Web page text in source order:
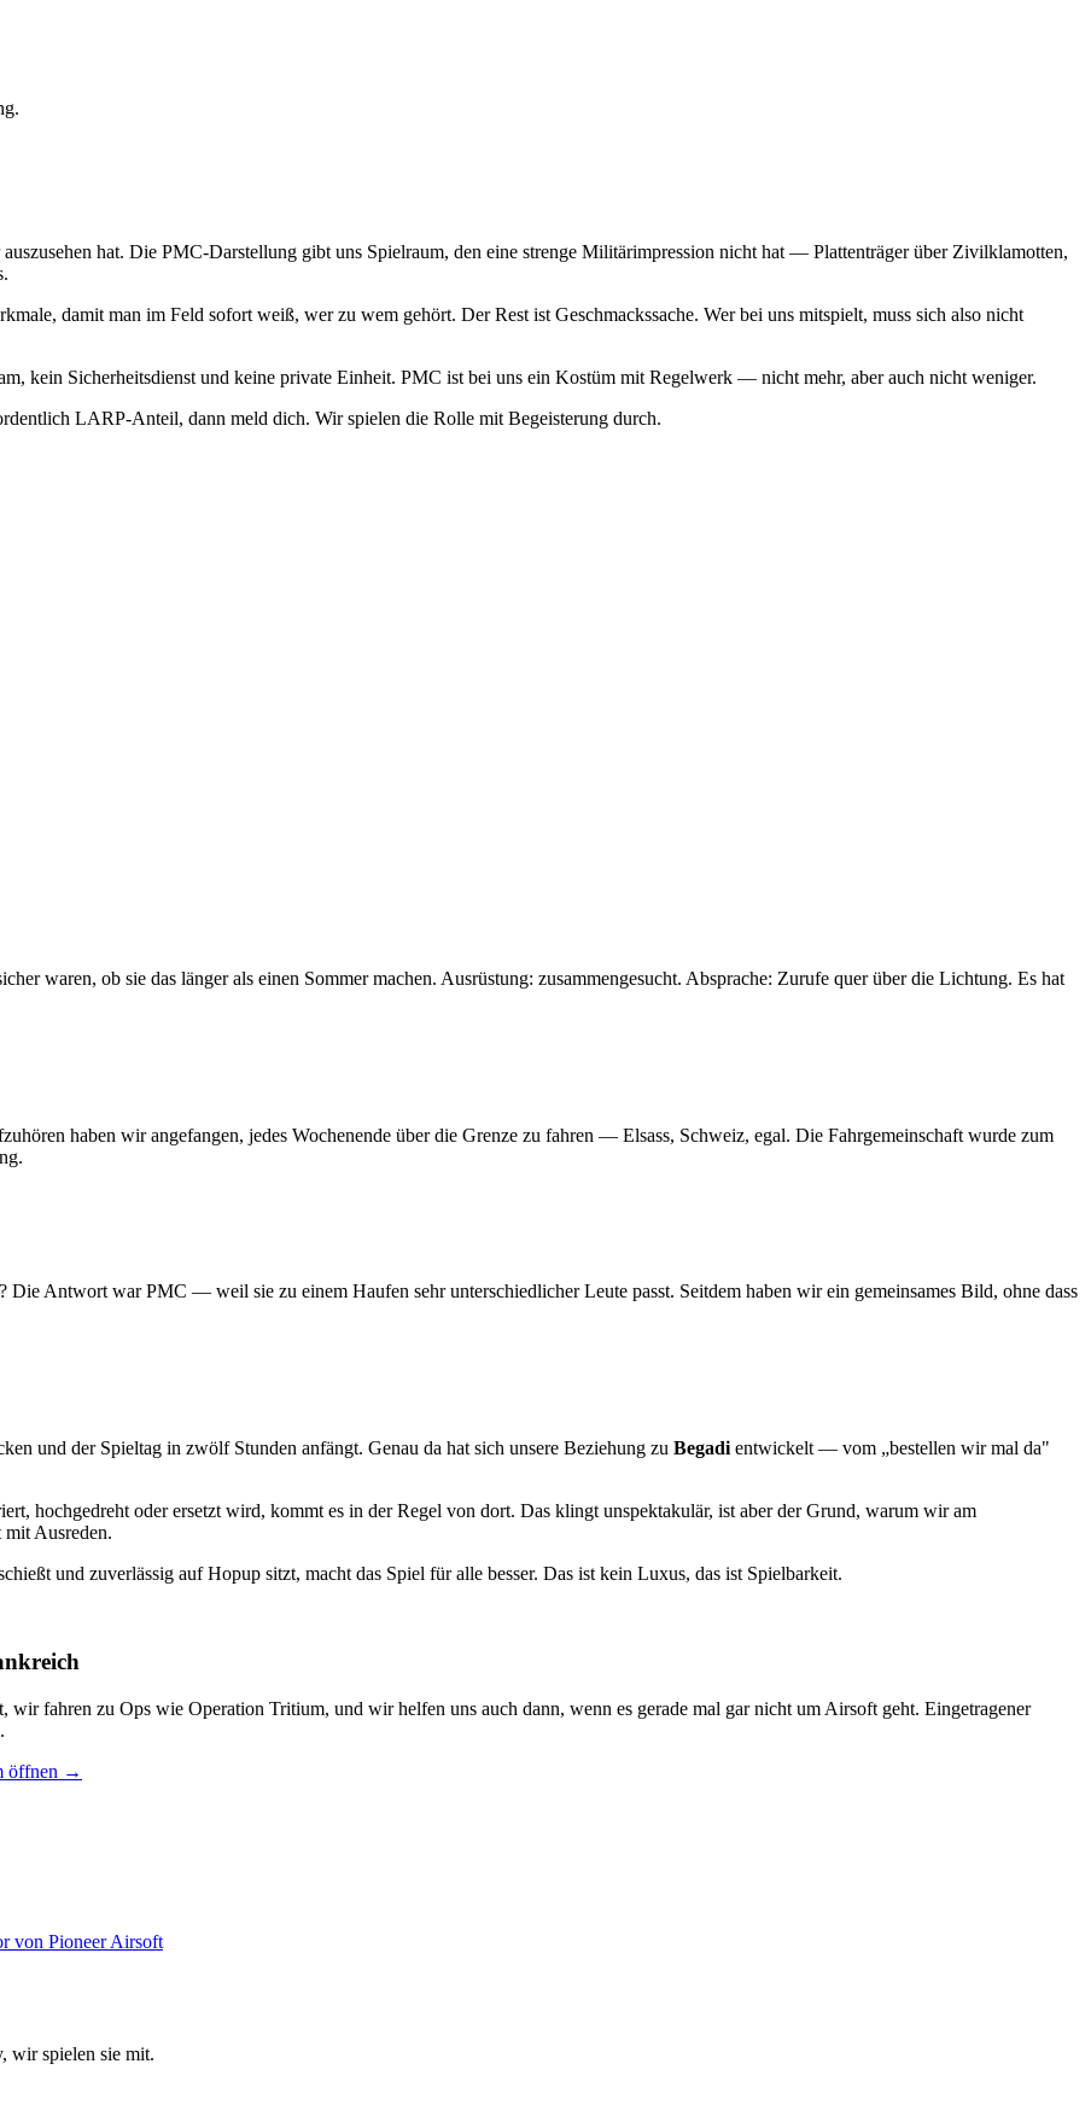
hat. Die PMC-Darstellung gibt uns Spielraum, den eine strenge Militärimpression nicht hat — Plattenträger über Zivilklamotten,
damit man im Feld sofort weiß, wer zu wem gehört. Der Rest ist Geschmackssache. Wer bei uns mitspielt, muss sich also nicht
kein Sicherheitsdienst und keine private Einheit. PMC ist bei uns ein Kostüm mit Regelwerk — nicht mehr, aber auch nicht weniger.
LARP-Anteil, dann meld dich. Wir spielen die Rolle mit Begeisterung durch.
waren, ob sie das länger als einen Sommer machen. Ausrüstung: zusammengesucht. Absprache: Zurufe quer über die Lichtung. Es hat
haben wir angefangen, jedes Wochenende über die Grenze zu fahren — Elsass, Schweiz, egal. Die Fahrgemeinschaft wurde zum
Antwort war PMC — weil sie zu einem Haufen sehr unterschiedlicher Leute passt. Seitdem haben wir ein gemeinsames Bild, ohne dass
und der Spieltag in zwölf Stunden anfängt. Genau da hat sich unsere Beziehung zu Begadientwickelt — vom „bestellen wir mal da"
hochgedreht oder ersetzt wird, kommt es in der Regel von dort. Das klingt unspektakulär, ist aber der Grund, warum wir am
mit Ausreden.
und zuverlässig auf Hopup sitzt, macht das Spiel für alle besser. Das ist kein Luxus, das ist Spielbarkeit.
fahren zu Ops wie Operation Tritium, und wir helfen uns auch dann, wenn es gerade mal gar nicht um Airsoft geht. Eingetragener
öffnen →
wir spielen sie mit.